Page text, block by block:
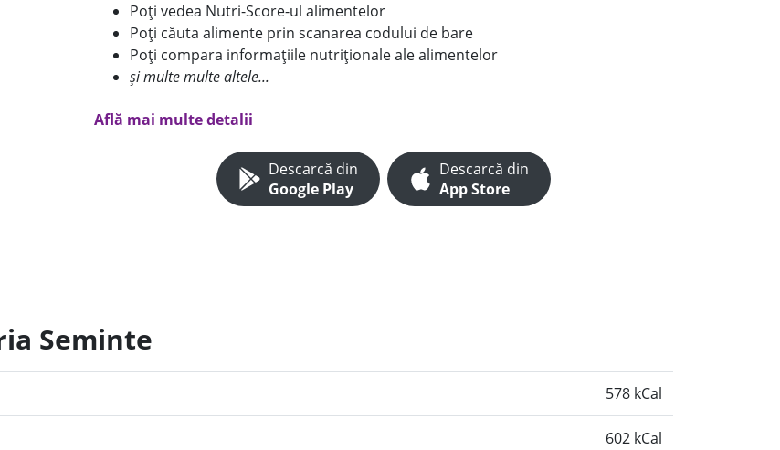
Poți vedea Nutri-Score-ul alimentelor
Poți căuta alimente prin scanarea codului de bare
Poți compara informațiile nutriționale ale alimentelor
și multe multe altele...
Află mai multe detalii
Descarcă din
Google Play
Descarcă din
App Store
Seminte
578 kCal
602 kCal